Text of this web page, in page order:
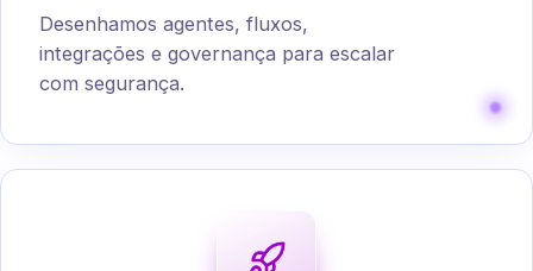
Desenhamos agentes, fluxos,
integrações e governança para escalar
com segurança.